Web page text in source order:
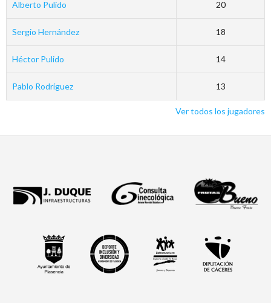
Alberto Pulido 20
Sergio Hernández 18
Héctor Pulido 14
Pablo Rodríguez 13
Ver todos los jugadores